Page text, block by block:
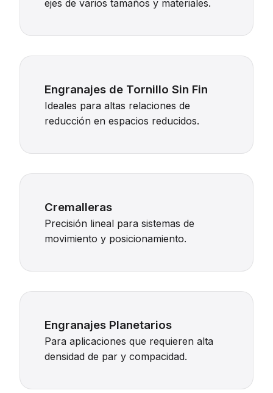
ejes de varios tamaños y materiales.
Engranajes de Tornillo Sin Fin
Ideales para altas relaciones de
reducción en espacios reducidos.
Cremalleras
Precisión lineal para sistemas de
movimiento y posicionamiento.
Engranajes Planetarios
Para aplicaciones que requieren alta
densidad de par y compacidad.